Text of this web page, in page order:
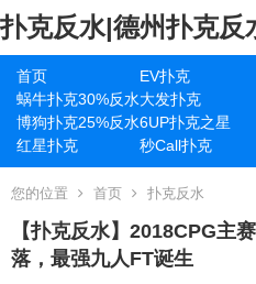
扑克反水|德州扑克反
首页 EV扑克
蜗牛扑克30%反水大发扑克
博狗扑克25%反水6UP扑克之星
红星扑克
秒Call扑克
您的位置 首页 扑克反水
【扑克反水】2018CPG主
落，最强九人FT诞生